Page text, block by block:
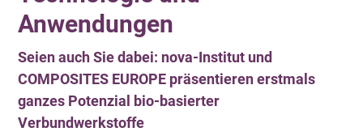
Anwendungen
Seien auch Sie dabei: nova-Institut und
COMPOSITES EUROPE präsentieren erstmals
ganzes Potenzial bio-basierter
Verbundwerkstoffe